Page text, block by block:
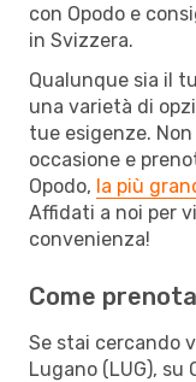
con Opodo e
in Svizzera.
Qualunque sia il
una varietà di
tue esigenze.
occasione e
Opodo, la più
Affidati a noi per
convenienza!
Come
Se stai cercando
Lugano (LUG), su